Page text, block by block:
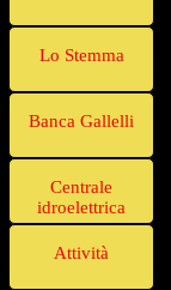
Lo Stemma
Banca Gallelli
Centrale
idroelettrica
Attività